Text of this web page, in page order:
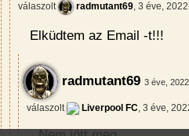
válaszolt radmutant69, 3 éve,
Elküdtem az Email -t!!!
radmutant69 3 éve,
válaszolt Liverpool FC, 3 éve,